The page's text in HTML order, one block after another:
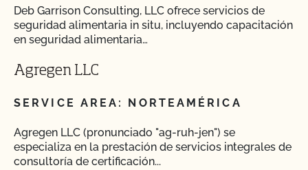
Deb Garrison Consulting, LLC ofrece servicios de
seguridad alimentaria in situ, incluyendo capacitación
en seguridad alimentaria…
Agregen LLC
SERVICE AREA: NORTEAMÉRICA
Agregen LLC (pronunciado "ag-ruh-jen") se
especializa en la prestación de servicios integrales de
consultoría de certificación...